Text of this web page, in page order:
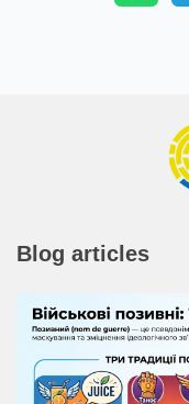
Blog articles